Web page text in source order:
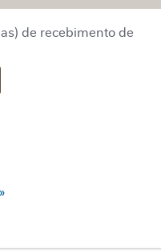
de recebimento de
»